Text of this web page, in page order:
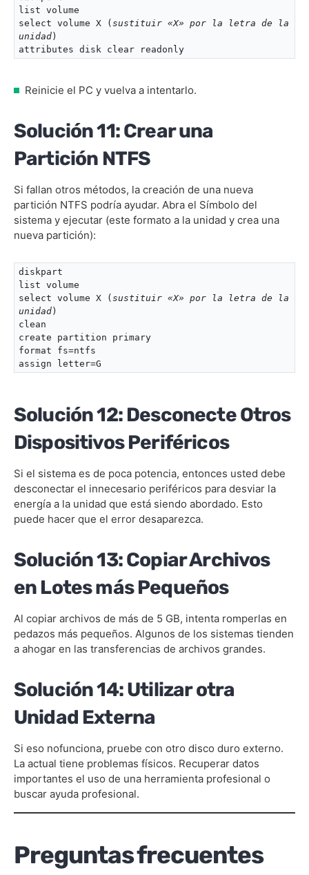
list volume
select volume X (sustituir «X» por la letra de la
unidad)
attributes disk clear readonly
Reinicie el PC y vuelva a intentarlo.
Solución 11: Crear una
Partición NTFS
Si fallan otros métodos, la creación de una nueva
partición NTFS podría ayudar. Abra el Símbolo del
sistema y ejecutar (este formato a la unidad y crea una
nueva partición):
diskpart
list volume
select volume X ( sustituir «X» por la letra de la
unidad )
clean
create partition primary
format fs=ntfs
assign letter=G
Solución 12: Desconecte Otros
Dispositivos Periféricos
Si el sistema es de poca potencia, entonces usted debe
desconectar el innecesario periféricos para desviar la
energía a la unidad que está siendo abordado. Esto
puede hacer que el error desaparezca.
Solución 13: Copiar Archivos
en Lotes más Pequeños
Al copiar archivos de más de 5 GB, intenta romperlas en
pedazos más pequeños. Algunos de los sistemas tienden
a ahogar en las transferencias de archivos grandes.
Solución 14: Utilizar otra
Unidad Externa
Si eso nofunciona, pruebe con otro disco duro externo.
La actual tiene problemas físicos. Recuperar datos
importantes el uso de una herramienta profesional o
buscar ayuda profesional.
Preguntas frecuentes